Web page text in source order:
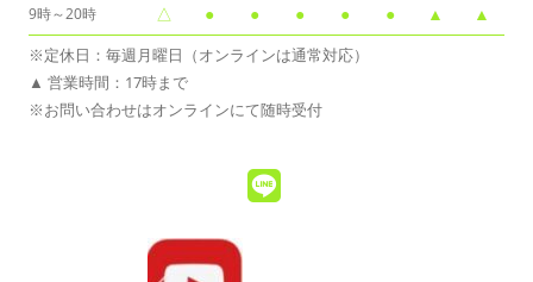
9時～20時 △ ● ● ● ● ● ▲ ▲
※定休日：毎週月曜日（オンラインは通常対応）
▲ 営業時間：17時まで
※お問い合わせはオンラインにて随時受付